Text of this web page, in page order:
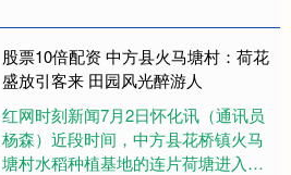
爆量涨近5%....
股票10倍配资 中方县火马塘村：荷花
盛放引客来 田园风光醉游人
红网时刻新闻7月2日怀化讯（通讯员
杨森）近段时间，中方县花桥镇火马
塘村水稻种植基地的连片荷塘进入最